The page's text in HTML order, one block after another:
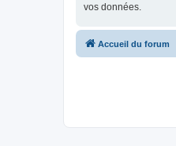
vos données.
Accueil du forum